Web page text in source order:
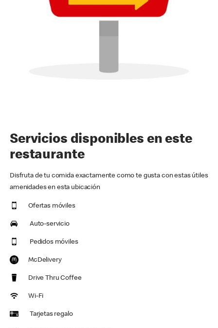
Servicios disponibles en este
restaurante
Disfruta de tu comida exactamente como te gusta con estas útiles
amenidades en esta ubicación
Ofertas móviles
Auto-servicio
Pedidos móviles
McDelivery
Drive Thru Coffee
Wi-Fi
Tarjetas regalo